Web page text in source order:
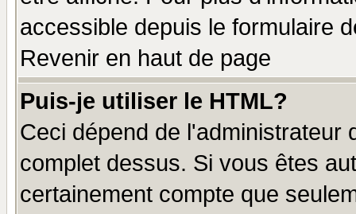
accessible depuis le formulaire
Revenir en haut de page
Puis-je utiliser le HTML?
Ceci dépend de l'administrateur
complet dessus. Si vous êtes
certainement compte que